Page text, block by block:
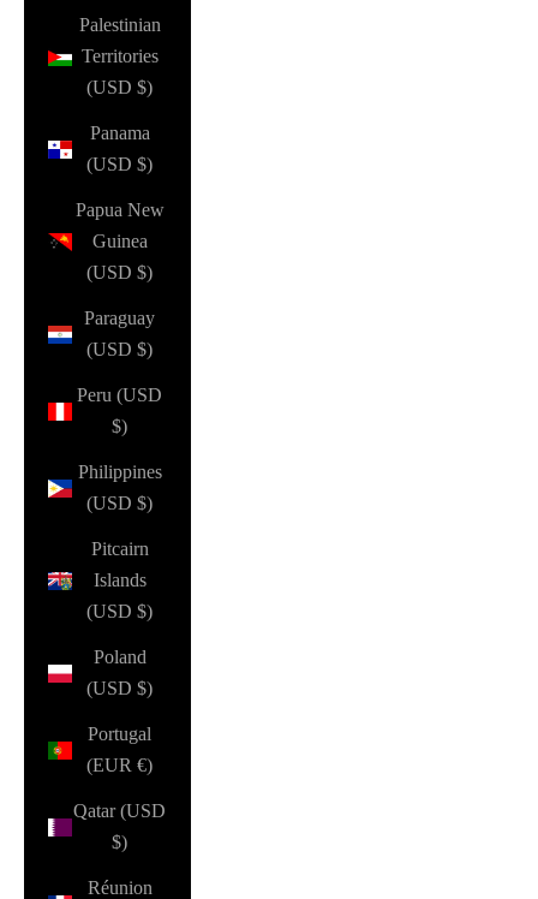
Palestinian
Territories
(USD $)
Panama
(USD $)
Papua New
Guinea
(USD $)
Paraguay
(USD $)
Peru (USD
$)
Philippines
(USD $)
Pitcairn
Islands
(USD $)
Poland
(USD $)
Portugal
(EUR €)
Qatar (USD
$)
Réunion